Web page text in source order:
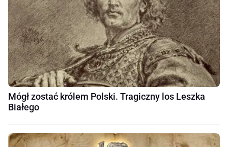
Mógł zostać królem Polski. Tragiczny los Leszka
Białego